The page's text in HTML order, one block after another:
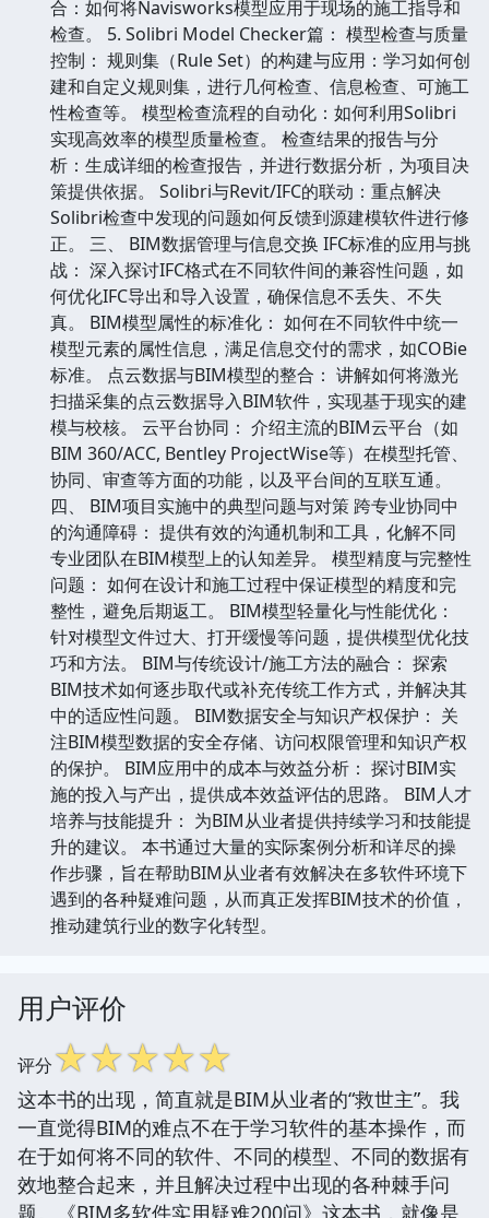
合：如何将Navisworks模型应用于现场的施工指导和
检查。 5. Solibri Model Checker篇： 模型检查与质量
控制： 规则集（Rule Set）的构建与应用：学习如何创
建和自定义规则集，进行几何检查、信息检查、可施工
性检查等。 模型检查流程的自动化：如何利用Solibri
实现高效率的模型质量检查。 检查结果的报告与分
析：生成详细的检查报告，并进行数据分析，为项目决
策提供依据。 Solibri与Revit/IFC的联动：重点解决
Solibri检查中发现的问题如何反馈到源建模软件进行修
正。 三、 BIM数据管理与信息交换 IFC标准的应用与挑
战： 深入探讨IFC格式在不同软件间的兼容性问题，如
何优化IFC导出和导入设置，确保信息不丢失、不失
真。 BIM模型属性的标准化： 如何在不同软件中统一
模型元素的属性信息，满足信息交付的需求，如COBie
标准。 点云数据与BIM模型的整合： 讲解如何将激光
扫描采集的点云数据导入BIM软件，实现基于现实的建
模与校核。 云平台协同： 介绍主流的BIM云平台（如
BIM 360/ACC, Bentley ProjectWise等）在模型托管、
协同、审查等方面的功能，以及平台间的互联互通。
四、 BIM项目实施中的典型问题与对策 跨专业协同中
的沟通障碍： 提供有效的沟通机制和工具，化解不同
专业团队在BIM模型上的认知差异。 模型精度与完整性
问题： 如何在设计和施工过程中保证模型的精度和完
整性，避免后期返工。 BIM模型轻量化与性能优化：
针对模型文件过大、打开缓慢等问题，提供模型优化技
巧和方法。 BIM与传统设计/施工方法的融合： 探索
BIM技术如何逐步取代或补充传统工作方式，并解决其
中的适应性问题。 BIM数据安全与知识产权保护： 关
注BIM模型数据的安全存储、访问权限管理和知识产权
的保护。 BIM应用中的成本与效益分析： 探讨BIM实
施的投入与产出，提供成本效益评估的思路。 BIM人才
培养与技能提升： 为BIM从业者提供持续学习和技能提
升的建议。 本书通过大量的实际案例分析和详尽的操
作步骤，旨在帮助BIM从业者有效解决在多软件环境下
遇到的各种疑难问题，从而真正发挥BIM技术的价值，
推动建筑行业的数字化转型。
用户评价
评分☆☆☆☆☆
这本书的出现，简直就是BIM从业者的“救世主”。我
一直觉得BIM的难点不在于学习软件的基本操作，而
在于如何将不同的软件、不同的模型、不同的数据有
效地整合起来，并且解决过程中出现的各种棘手问
题。《BIM多软件实用疑难200问》这本书，就像是